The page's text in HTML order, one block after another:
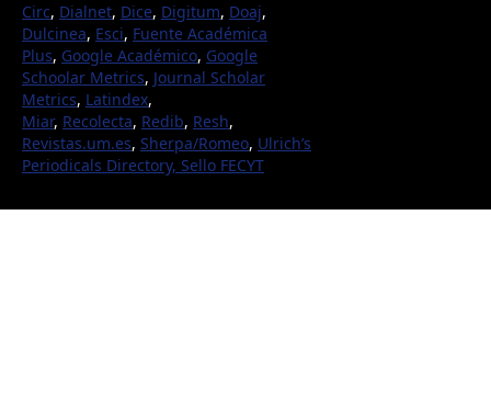
Circ, Dialnet, Dice, Digitum, Doaj,
Dulcinea, Esci, Fuente Académica
Plus, Google Académico, Google
Schoolar Metrics, Journal Scholar
Metrics, Latindex,
Miar, Recolecta, Redib, Resh,
Revistas.um.es, Sherpa/Romeo, Ulrich’s
Periodicals Directory, Sello FECYT